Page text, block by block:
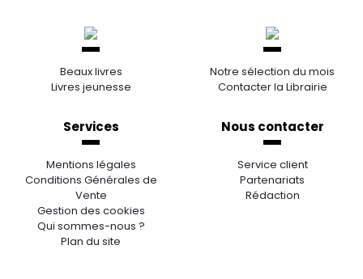
Beaux livres
Livres jeunesse
Notre sélection du mois
Contacter la Librairie
Services
Mentions légales
Conditions Générales de
Vente
Gestion des cookies
Qui sommes-nous ?
Plan du site
Nous contacter
Service client
Partenariats
Rédaction